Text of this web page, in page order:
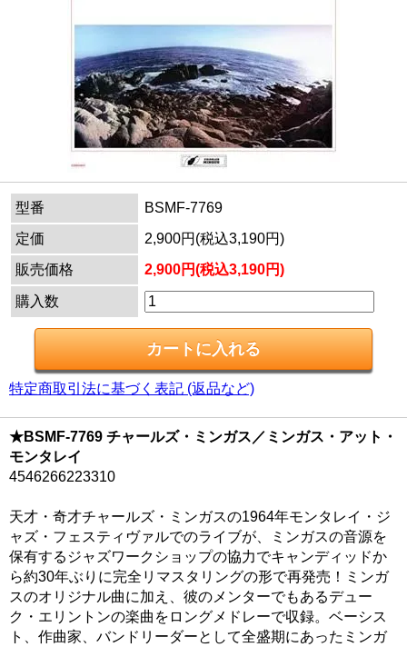
型番
BSMF-7769
定価
2,900円(税込3,190円)
販売価格
2,900円(税込3,190円)
購入数
特定商取引法に基づく表記 (返品など)
★BSMF-7769 チャールズ・ミンガス／ミンガス・アット・
モンタレイ
4546266223310
天才・奇才チャールズ・ミンガスの1964年モンタレイ・ジ
ャズ・フェスティヴァルでのライブが、ミンガスの音源を
保有するジャズワークショップの協力でキャンディッドか
ら約30年ぶりに完全リマスタリングの形で再発売！ミンガ
スのオリジナル曲に加え、彼のメンターでもあるデュー
ク・エリントンの楽曲をロングメドレーで収録。ベーシス
ト、作曲家、バンドリーダーとして全盛期にあったミンガ